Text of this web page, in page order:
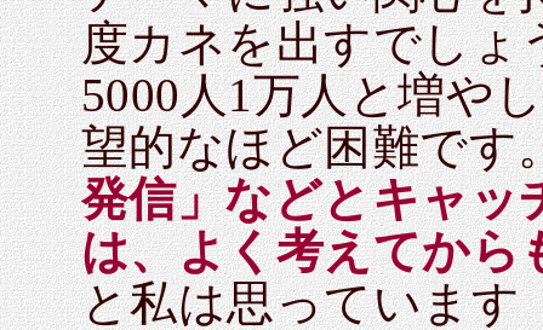
度カネを出すでしょ
5000人1万人と増や
望的なほど困難です
発信」などとキャッ
は、よく考えてから
と私は思っています